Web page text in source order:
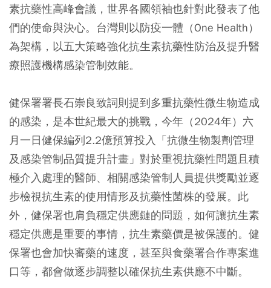
素抗藥性高峰會議，世界各國領袖也針對此發表了他
們的使命與決心。台灣則以防疫一體（One Health）
為架構，以五大策略強化抗生素抗藥性防治及提升醫
療照護機構感染管制效能。
健保署署長石崇良致詞則提到多重抗藥性微生物造成
的感染，是本世紀最大的挑戰，今年（2024年）六
月一日健保編列2.2億預算投入「抗微生物製劑管理
及感染管制品質提升計畫」對於重視抗藥性問題且積
極介入處理的醫師、相關感染管制人員提供獎勵並逐
步檢視抗生素的使用情形及抗藥性菌株的發展。此
外，健保署也肩負穩定供應鏈的問題，如何讓抗生素
穩定供應是重要的事情，抗生素藥價是被保護的。健
保署也會加快審藥的速度，甚至與食藥署合作專案進
口等，都會做逐步調整以確保抗生素供應不中斷。